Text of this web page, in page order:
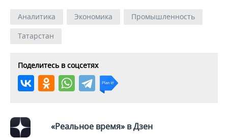
Аналитика Экономика
Промышленность
Татарстан
Поделитесь в соцсетях
«Реальное время» в Дзен